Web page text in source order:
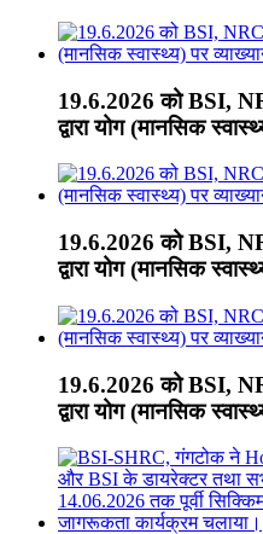
19.6.2026 को BSI,
द्वारा योग (मानसिक
19.6.2026 को BSI,
द्वारा योग (मानसिक
19.6.2026 को BSI,
द्वारा योग (मानसिक